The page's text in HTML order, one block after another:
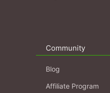
Community
Blog
Affiliate Program